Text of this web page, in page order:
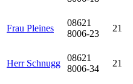
Frau Pleines
08621
8006-23
21
Herr Schnugg
08621
8006-34
21